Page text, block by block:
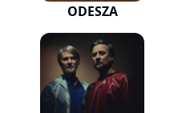
ODESZA